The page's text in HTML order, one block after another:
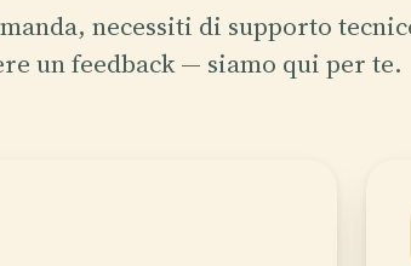
necessiti di supporto
un feedback — siamo qui per te.